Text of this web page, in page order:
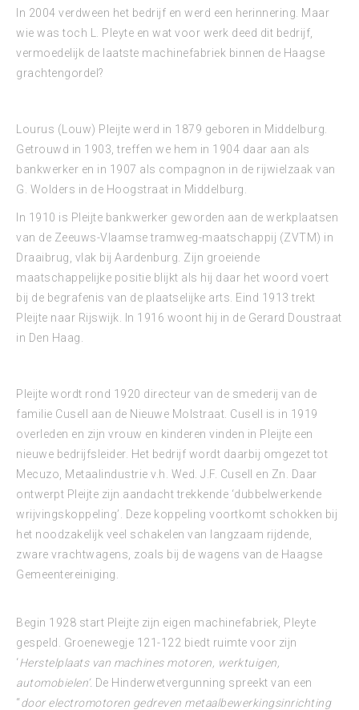
In 2004 verdween het bedrijf en werd een herinnering. Maar
wie was toch L. Pleyte en wat voor werk deed dit bedrijf,
vermoedelijk de laatste machinefabriek binnen de Haagse
grachtengordel?
Lourus (Louw) Pleijte werd in 1879 geboren in Middelburg.
Getrouwd in 1903, treffen we hem in 1904 daar aan als
bankwerker en in 1907 als compagnon in de rijwielzaak van
G. Wolders in de Hoogstraat in Middelburg.
In 1910 is Pleijte bankwerker geworden aan de werkplaatsen
van de Zeeuws-Vlaamse tramweg-maatschappij (ZVTM) in
Draaibrug, vlak bij Aardenburg. Zijn groeiende
maatschappelijke positie blijkt als hij daar het woord voert
bij de begrafenis van de plaatselijke arts. Eind 1913 trekt
Pleijte naar Rijswijk. In 1916 woont hij in de Gerard Doustraat
in Den Haag.
Pleijte wordt rond 1920 directeur van de smederij van de
familie Cusell aan de Nieuwe Molstraat. Cusell is in 1919
overleden en zijn vrouw en kinderen vinden in Pleijte een
nieuwe bedrijfsleider. Het bedrijf wordt daarbij omgezet tot
Mecuzo, Metaalindustrie v.h. Wed. J.F. Cusell en Zn. Daar
ontwerpt Pleijte zijn aandacht trekkende ‘dubbelwerkende
wrijvingskoppeling’. Deze koppeling voortkomt schokken bij
het noodzakelijk veel schakelen van langzaam rijdende,
zware vrachtwagens, zoals bij de wagens van de Haagse
Gemeentereiniging.
Begin 1928 start Pleijte zijn eigen machinefabriek, Pleyte
gespeld. Groenewegje 121-122 biedt ruimte voor zijn
‘Herstelplaats van machines motoren, werktuigen,
automobielen’. De Hinderwetvergunning spreekt van een
“door electromotoren gedreven metaalbewerkingsinrichting